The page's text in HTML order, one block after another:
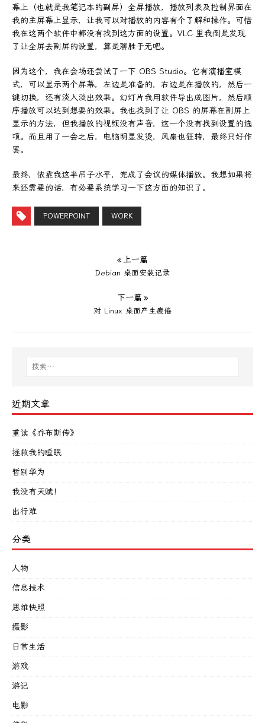
幕上（也就是我笔记本的副屏）全屏播放，播放列表及控制界面在
我的主屏幕上显示，让我可以对播放的内容有个了解和操作。可惜
我在这两个软件中都没有找到这方面的设置。VLC 里我倒是发现
了让全屏去副屏的设置，算是聊胜于无吧。
因为这个，我在会场还尝试了一下 OBS Studio。它有演播室模
式，可以显示两个屏幕，左边是准备的，右边是在播放的，然后一
键切换，还有淡入淡出效果。幻灯片我用软件导出成图片，然后顺
序播放可以达到想要的效果。我也找到了让 OBS 的屏幕在副屏上
显示的方法，但我播放的视频没有声音，这一个没有找到设置的选
项。而且用了一会之后，电脑明显发烫，风扇也狂转，最终只好作
罢。
最终，依靠我这半吊子水平，完成了会议的媒体播放。我想如果将
来还需要的话，有必要系统学习一下这方面的知识了。
POWERPOINT WORK
« 上一篇
Debian 桌面安装记录
下一篇 »
对 Linux 桌面产生疲倦
近期文章
重读《乔布斯传》
拯救我的睡眠
暂别华为
我没有天赋！
出行难
分类
人物
信息技术
思维快照
摄影
日常生活
游戏
游记
电影